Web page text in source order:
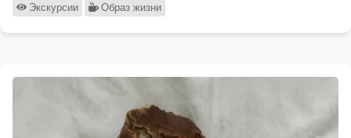
Экскурсии
Образ жизни